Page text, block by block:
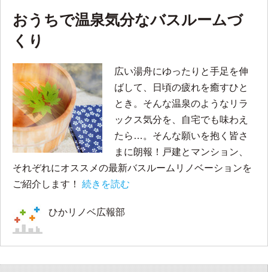
おうちで温泉気分なバスルームづ
くり
広い湯舟にゆったりと手足を伸
ばして、日頃の疲れを癒すひと
とき。そんな温泉のようなリラ
ックス気分を、自宅でも味わえ
たら…。そんな願いを抱く皆さ
まに朗報！戸建とマンション、
それぞれにオススメの最新バスルームリノベーションを
ご紹介します！ 続きを読む
ひかリノベ広報部